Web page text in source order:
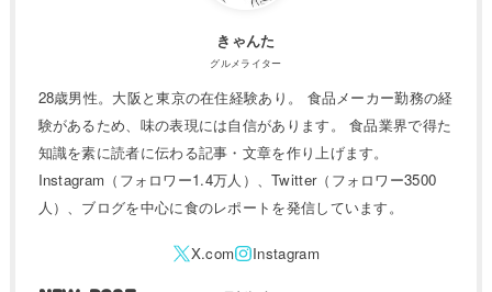
きゃんた
グルメライター
28歳男性。大阪と東京の在住経験あり。 食品メーカー勤務の経
験があるため、味の表現には自信があります。 食品業界で得た
知識を素に読者に伝わる記事・文章を作り上げます。
Instagram（フォロワー1.4万人）、Twitter（フォロワー3500
人）、ブログを中心に食のレポートを発信しています。